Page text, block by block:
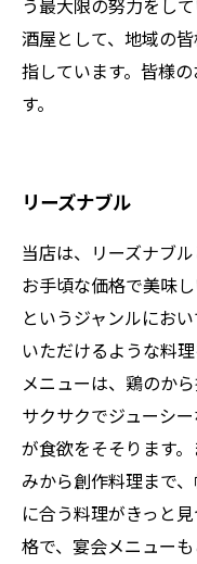
う最大限の努力をし
酒屋として、地域の
指しています。皆様
す。
リーズナブル
当店は、リーズナブ
お手頃な価格で美味
というジャンルにお
いただけるような料
メニューは、鶏のか
サクサクでジューシ
が食欲をそそります
みから創作料理まで
に合う料理がきっと
格で、宴会メニュー